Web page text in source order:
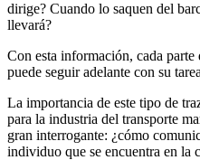
dirige? Cuando lo saquen del
llevará?
Con esta información, cada
puede seguir adelante con su
La importancia de este tipo de
para la industria del transporte
gran interrogante: ¿cómo
individuo que se encuentra en la